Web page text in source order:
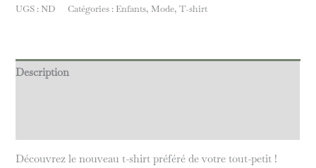
UGS : ND Catégories : Enfants,Mode,T-shirt
Description
Découvrez le nouveau t-shirt préféré de votre tout-petit !